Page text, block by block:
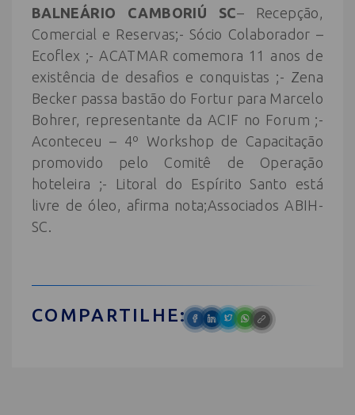
BALNEÁRIO CAMBORIÚ SC– Recepção,
Comercial e Reservas;- Sócio Colaborador –
Ecoflex ;- ACATMAR comemora 11 anos de
existência de desafios e conquistas ;- Zena
Becker passa bastão do Fortur para Marcelo
Bohrer, representante da ACIF no Forum ;-
Aconteceu – 4º Workshop de Capacitação
promovido pelo Comitê de Operação
hoteleira ;- Litoral do Espírito Santo está
livre de óleo, afirma nota;Associados ABIH-
SC.
COMPARTILHE: